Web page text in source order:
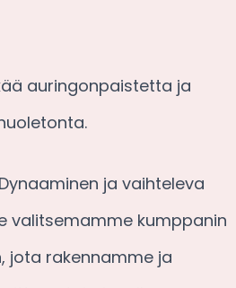
auringonpaistetta ja
ja vaihteleva
valitsemamme kumppanin
jota rakennamme ja